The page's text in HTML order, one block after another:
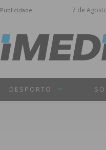
7 de
Publicidade
DESPORTO